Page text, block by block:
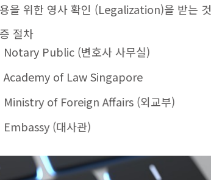
을 위한 영사 확인 (Legalization)을 받는 것
절차
Notary Public (변호사 사무실)
Academy of Law Singapore
Ministry of Foreign Affairs (외교부)
Embassy (대사관)